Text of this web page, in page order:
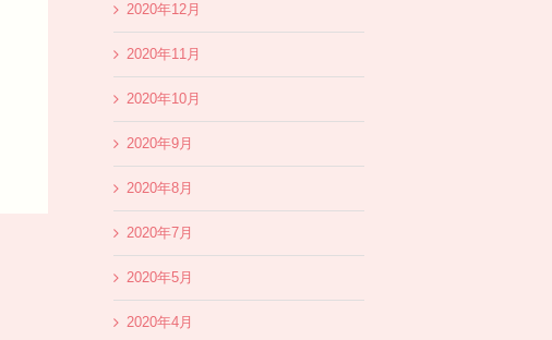
2020年12月
2020年11月
2020年10月
2020年9月
2020年8月
2020年7月
2020年5月
2020年4月